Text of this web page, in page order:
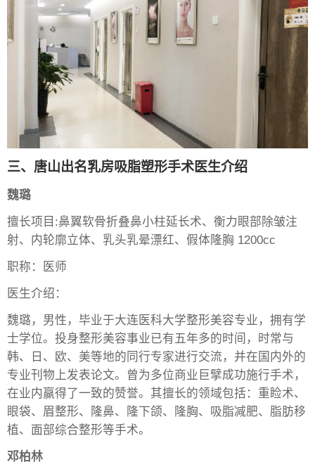
三、唐山出名乳房吸脂塑形手术医生介绍
魏璐
擅长项目:鼻翼软骨折叠鼻小柱延长术、衡力眼部除皱注
射、内轮廓立体、乳头乳晕漂红、假体隆胸 1200cc
职称：医师
医生介绍：
魏璐，男性，毕业于大连医科大学整形美容专业，拥有学
士学位。投身整形美容事业已有五年多的时间，时常与
韩、日、欧、美等地的同行专家进行交流，并在国内外的
专业刊物上发表论文。曾为多位商业巨擘成功施行手术，
在业内赢得了一致的赞誉。其擅长的领域包括：重睑术、
眼袋、眉整形、隆鼻、隆下颌、隆胸、吸脂减肥、脂肪移
植、面部综合整形等手术。
邓柏林